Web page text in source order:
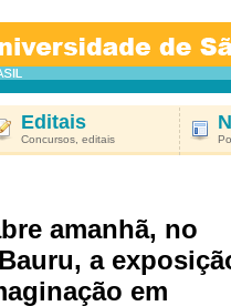
Editais
Concursos, editais
amanhã, no
a
em